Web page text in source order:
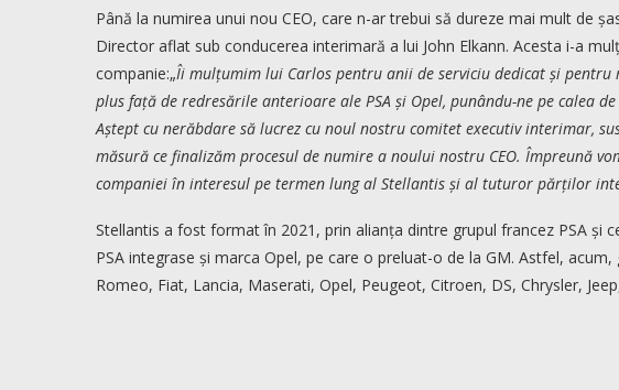
Până la numirea unui nou CEO, care n-ar trebui să dureze mai mult de
Director aflat sub conducerea interimară a lui John Elkann. Acesta i-a
companie:„Îi mulțumim lui Carlos pentru anii de serviciu dedicat și
plus față de redresările anterioare ale PSA și Opel, punându-ne pe calea
Aștept cu nerăbdare să lucrez cu noul nostru comitet executiv interimar,
măsură ce finalizăm procesul de numire a noului nostru CEO. Împreună
companiei în interesul pe termen lung al Stellantis și al tuturor părților
Stellantis a fost format în 2021, prin alianța dintre grupul francez PSA și
PSA integrase și marca Opel, pe care o preluat-o de la GM. Astfel,
Romeo, Fiat, Lancia, Maserati, Opel, Peugeot, Citroen, DS, Chrysler,